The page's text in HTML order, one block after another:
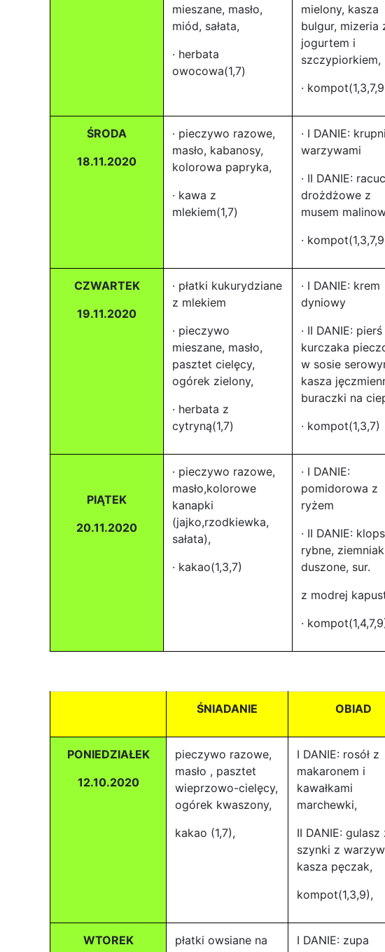
mieszane, masło,
miód, sałata,
· herbata
owocowa(1,7)
mielony, kasza
bulgur, mizeria
jogurtem i
szczypiorkiem,
·
ŚRODA
18.11.2020
· pieczywo razowe,
masło, kabanosy,
kolorowa papryka,
· kawa z
mlekiem(1,7)
· I DANIE:
warzywami
· II DANIE:
drożdżowe z
musem
·
CZWARTEK
19.11.2020
· płatki kukurydziane
z mlekiem
· pieczywo
mieszane, masło,
pasztet cielęcy,
ogórek zielony,
· herbata z
cytryną(1,7)
· I DANIE: krem
dyniowy
· II DANIE:
kurczaka
w sosie
kasza
buraczki na
· kompot(1,3,7)
PIĄTEK
20.11.2020
· pieczywo razowe,
masło,kolorowe
kanapki
(jajko,rzodkiewka,
sałata),
· kakao(1,3,7)
· I DANIE:
pomidorowa z
ryżem
· II DANIE:
rybne,
duszone, sur.
z modrej
·
ŚNIADANIE OBIAD
PONIEDZIAŁEK
12.10.2020
pieczywo razowe,
masło , pasztet
wieprzowo-cielęcy,
ogórek kwaszony,
kakao (1,7),
I DANIE: rosół z
makaronem i
kawałkami
marchewki,
II DANIE: gulasz
szynki z
kasza pęczak,
kompot(1,3,9),
WTOREK
płatki owsiane na
I DANIE: zupa